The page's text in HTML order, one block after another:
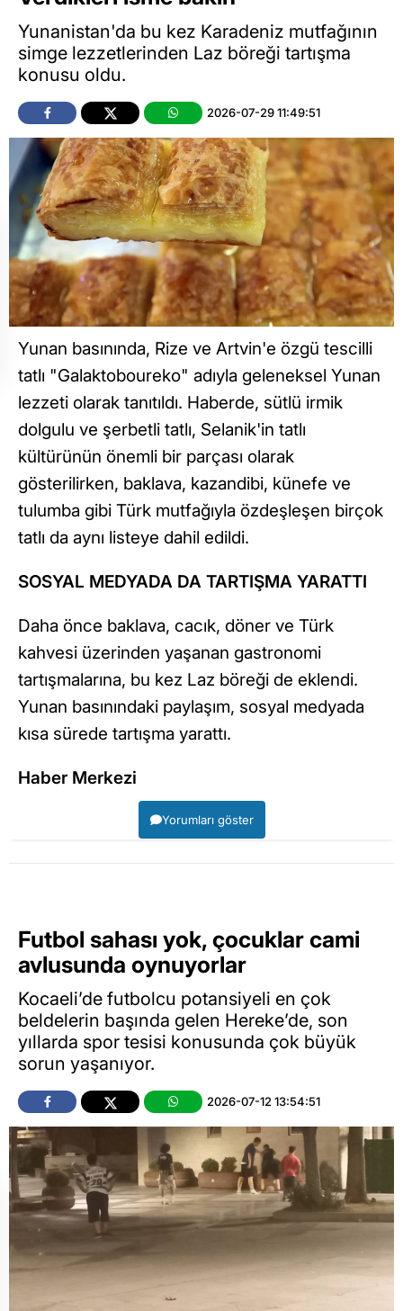
Yunanistan'da bu kez Karadeniz mutfağının
simge lezzetlerinden Laz böreği tartışma
konusu oldu.
2026-07-29 11:49:51
Yunan basınında, Rize ve Artvin'e özgü tescilli
tatlı "Galaktoboureko" adıyla geleneksel Yunan
lezzeti olarak tanıtıldı. Haberde, sütlü irmik
dolgulu ve şerbetli tatlı, Selanik'in tatlı
kültürünün önemli bir parçası olarak
gösterilirken, baklava, kazandibi, künefe ve
tulumba gibi Türk mutfağıyla özdeşleşen birçok
tatlı da aynı listeye dahil edildi.
SOSYAL MEDYADA DA TARTIŞMA YARATTI
Daha önce baklava, cacık, döner ve Türk
kahvesi üzerinden yaşanan gastronomi
tartışmalarına, bu kez Laz böreği de eklendi.
Yunan basınındaki paylaşım, sosyal medyada
kısa sürede tartışma yarattı.
Haber Merkezi
Yorumları göster
Futbol sahası yok, çocuklar cami
avlusunda oynuyorlar
Kocaeli’de futbolcu potansiyeli en çok
beldelerin başında gelen Hereke’de, son
yıllarda spor tesisi konusunda çok büyük
sorun yaşanıyor.
2026-07-12 13:54:51